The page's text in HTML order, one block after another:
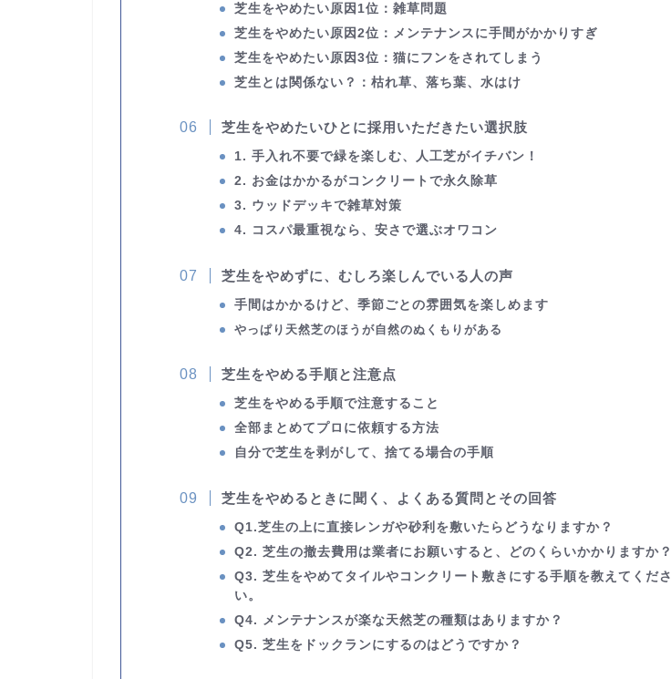
芝生をやめたい原因1位：雑草問題
芝生をやめたい原因2位： メンテナンスに手間がかかりすぎ
芝生をやめたい原因3位： 猫にフンをされてしまう
芝生とは関係ない？： 枯れ草、落ち葉、水はけ
芝生をやめたいひとに採用いただきたい選択肢
1. 手入れ不要で緑を楽しむ、人工芝がイチバン！
2. お金はかかるがコンクリートで永久除草
3. ウッドデッキで雑草対策
4. コスパ最重視なら、 安さで選ぶオワコン
芝生をやめずに、むしろ楽しんでいる人の声
手間はかかるけど、季節ごとの雰囲気を楽しめます
やっぱり天然芝のほうが自然のぬくもりがある
芝生をやめる手順と注意点
芝生をやめる手順で注意すること
全部まとめてプロに依頼する方法
自分で芝生を剥がして、捨てる場合の手順
芝生をやめるときに聞く、よくある質問とその回答
Q1.芝生の上に直接レンガや砂利を敷いたらどうなりますか？
Q2. 芝生の撤去費用は業者にお願いすると、どのくらいかかりますか？
Q3. 芝生をやめてタイルやコンクリート敷きにする手順を教えてくださ
い。
Q4.
メンテナンスが楽な天然芝の種類はありますか？
Q5. 芝生をドックランにするのはどうですか？